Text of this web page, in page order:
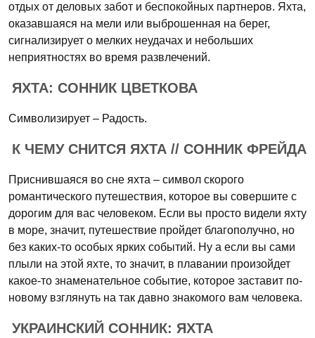
отдых от деловых забот и беспокойных партнеров. Яхта,
оказавшаяся на мели или выброшенная на берег,
сигнализирует о мелких неудачах и небольших
неприятностях во время развлечений.
ЯХТА: СОННИК ЦВЕТКОВА
Символизирует – Радость.
К ЧЕМУ СНИТСЯ ЯХТА // СОННИК ФРЕЙДА
Приснившаяся во сне яхта – символ скорого
романтического путешествия, которое вы совершите с
дорогим для вас человеком. Если вы просто видели яхту
в море, значит, путешествие пройдет благополучно, но
без каких-то особых ярких событий. Ну а если вы сами
плыли на этой яхте, то значит, в плавании произойдет
какое-то знаменательное событие, которое заставит по-
новому взглянуть на так давно знакомого вам человека.
УКРАИНСКИЙ СОННИК: ЯХТА